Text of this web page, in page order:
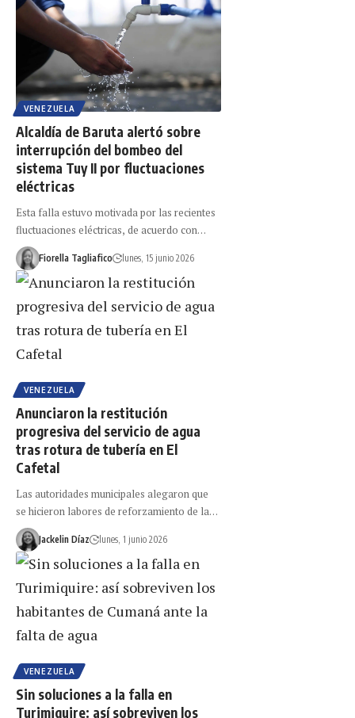
VENEZUELA
Alcaldía de Baruta alertó sobre
interrupción del bombeo del
sistema Tuy II por fluctuaciones
eléctricas
Esta falla estuvo motivada por las recientes
fluctuaciones eléctricas, de acuerdo con…
Fiorella Tagliafico lunes, 15 junio 2026
VENEZUELA
Anunciaron la restitución
progresiva del servicio de agua
tras rotura de tubería en El
Cafetal
Las autoridades municipales alegaron que
se hicieron labores de reforzamiento de la…
Jackelin Díaz lunes, 1 junio 2026
VENEZUELA
Sin soluciones a la falla en
Turimiquire: así sobreviven los